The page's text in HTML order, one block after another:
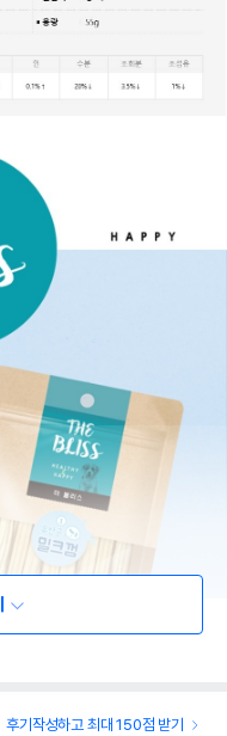
후기작성하고 최대 150점 받기